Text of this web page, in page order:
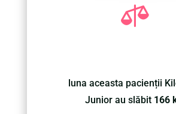

luna aceasta pacienții
Junior au slăbit 166